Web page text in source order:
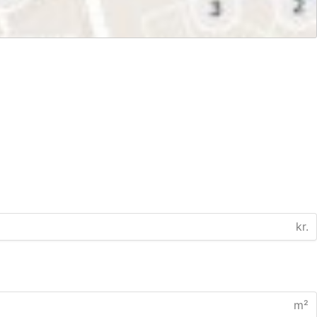
kr.
m²